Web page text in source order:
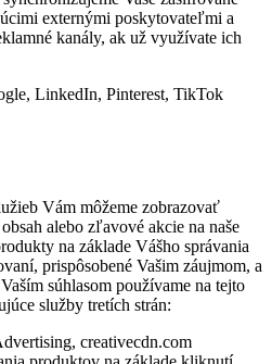
externými poskytovateľmi a
kanály, ak už využívate ich
LinkedIn, Pinterest, TikTok
Vám môžeme zobrazovať
alebo zľavové akcie na naše
na základe Vášho správania
prispôsobené Vašim záujmom, a
súhlasom používame na tejto
služby tretích strán:
creativecdn.com